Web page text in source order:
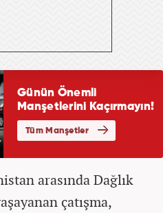
arasında Dağlık
çatışma,